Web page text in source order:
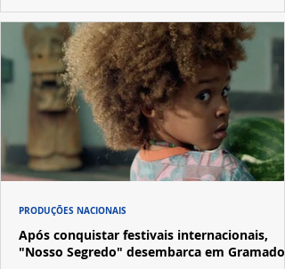
Após conquistar festivais internacionais,
"Nosso Segredo" desembarca em Gramado
PRODUÇÕES NACIONAIS